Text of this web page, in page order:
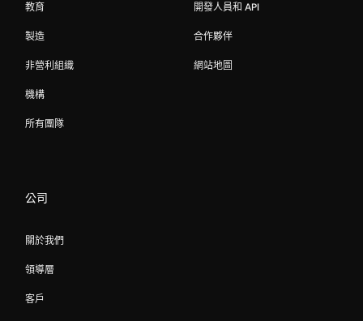
教育
製造
非營利組織
機構
所有團隊
開發人員和 API
合作夥伴
網站地圖
公司
關於我們
領導層
客戶